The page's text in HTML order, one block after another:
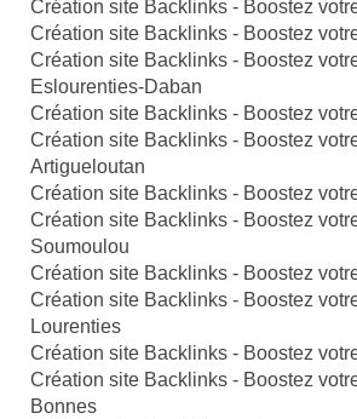
Création site Backlinks - Boostez
Création site Backlinks - Boostez
Création site Backlinks - Boostez
Eslourenties-Daban
Création site Backlinks - Boostez
Création site Backlinks - Boostez
Artigueloutan
Création site Backlinks - Boostez
Création site Backlinks - Boostez
Soumoulou
Création site Backlinks - Boostez
Création site Backlinks - Boostez
Lourenties
Création site Backlinks - Boostez
Création site Backlinks - Boostez
Bonnes